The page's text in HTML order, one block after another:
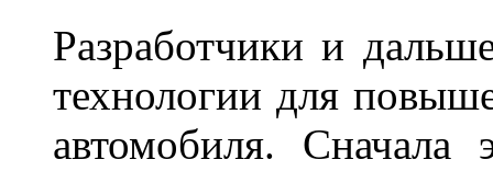
Разработчики и
технологии для
автомобиля.